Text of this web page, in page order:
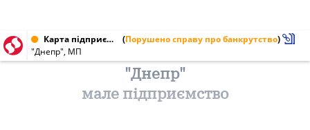
Карта підприємства від 24.04.1996 (Порушено справу про банкрутство)
"Днепр", МП
"Днепр"
мале підприємство